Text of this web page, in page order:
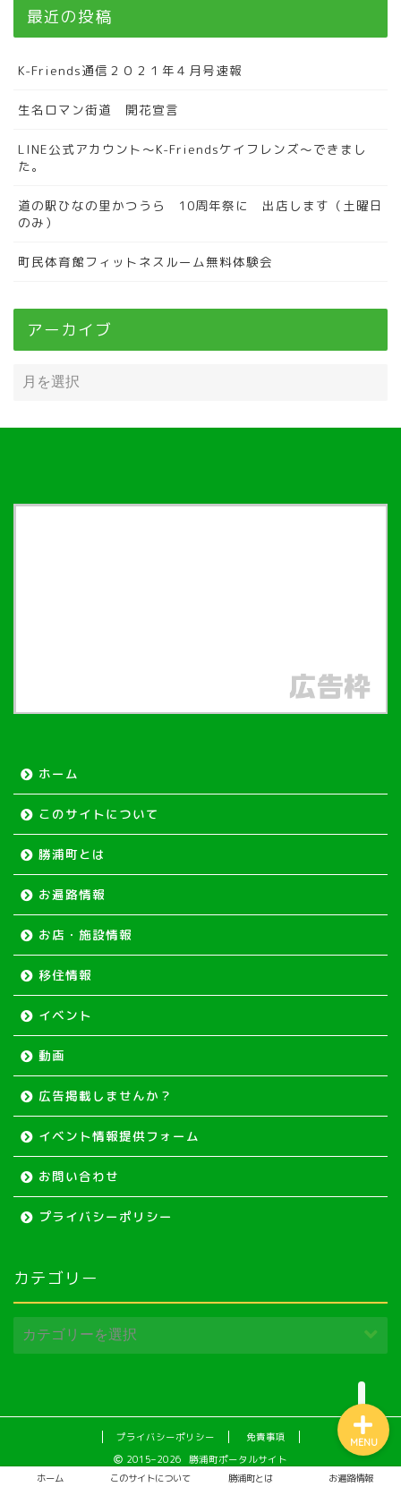
最近の投稿
K-Friends通信２０２１年４月号速報
生名ロマン街道 開花宣言
LINE公式アカウント～K-Friendsケイフレンズ～できまし
た。
道の駅ひなの里かつうら 10周年祭に 出店します（土曜日
のみ）
町民体育館フィットネスルーム無料体験会
アーカイブ
ホーム
このサイトについて
勝浦町とは
お遍路情報
お店・施設情報
移住情報
イベント
動画
広告掲載しませんか？
イベント情報提供フォーム
お問い合わせ
プライバシーポリシー
カテゴリー
プライバシーポリシー
免責事項
2015–2026 勝浦町ポータルサイト
ホーム
このサイトについて 勝浦町とは お遍路情報
MENU